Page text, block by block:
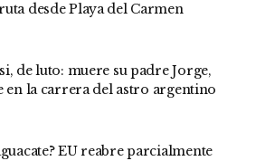
desde Playa del Carmen
de luto: muere su padre Jorge,
en la carrera del astro argentino
EU reabre parcialmente